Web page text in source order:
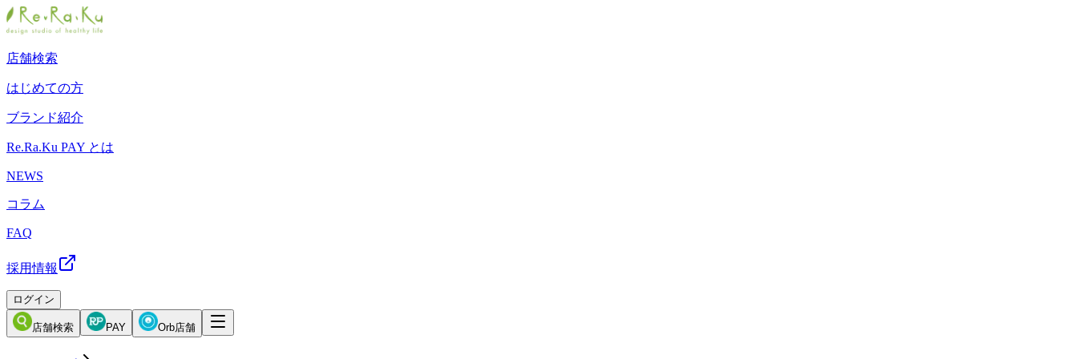
店舗検索
はじめての方
ブランド紹介
Re.Ra.Ku PAY とは
NEWS
コラム
FAQ
採用情報
ログイン
店舗検索 PAY Orb店舗